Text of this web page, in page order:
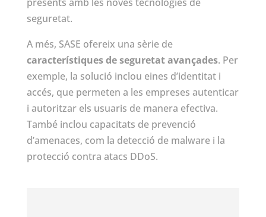
seguretat.
A més, SASE ofereix una sèrie de
característiques de seguretat avançades. Per
exemple, la solució inclou eines d’identitat i
accés, que permeten a les empreses autenticar
i autoritzar els usuaris de manera efectiva.
També inclou capacitats de prevenció
d’amenaces, com la detecció de malware i la
protecció contra atacs DDoS.